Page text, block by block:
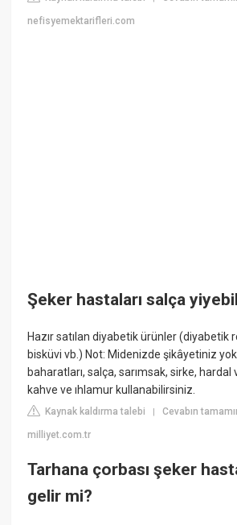
nefisyemektarifleri.com
Şeker hastaları salça
Hazır satılan diyabetik ürünler (diyabetik
bisküvi vb.) Not: Midenizde şikâyetiniz
baharatları, salça, sarımsak, sirke, hardal
kahve ve ıhlamur kullanabilirsiniz.
Kaynak kaldırma talebi |Cevabın
milliyet.com.tr
Tarhana çorbası şeker
gelir mi?